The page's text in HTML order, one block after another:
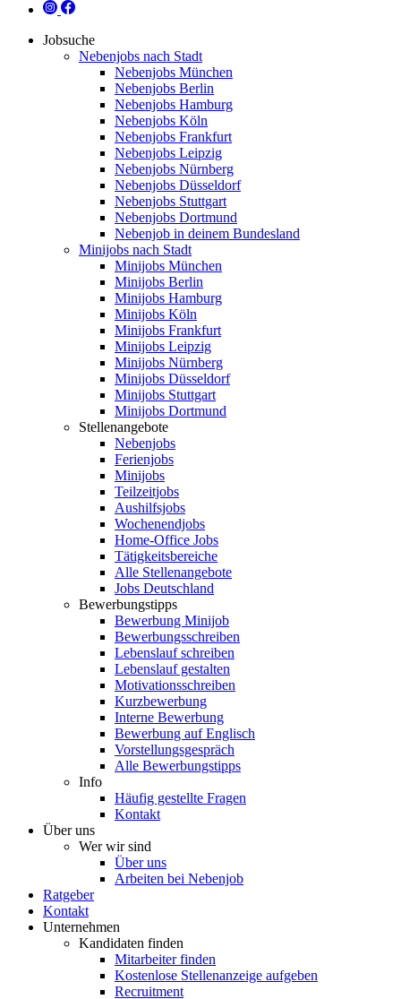
Jobsuche
Nebenjobs nach Stadt
Nebenjobs München
Nebenjobs Berlin
Nebenjobs Hamburg
Nebenjobs Köln
Nebenjobs Frankfurt
Nebenjobs Leipzig
Nebenjobs Nürnberg
Nebenjobs Düsseldorf
Nebenjobs Stuttgart
Nebenjobs Dortmund
Nebenjob in deinem Bundesland
Minijobs nach Stadt
Minijobs München
Minijobs Berlin
Minijobs Hamburg
Minijobs Köln
Minijobs Frankfurt
Minijobs Leipzig
Minijobs Nürnberg
Minijobs Düsseldorf
Minijobs Stuttgart
Minijobs Dortmund
Stellenangebote
Nebenjobs
Ferienjobs
Minijobs
Teilzeitjobs
Aushilfsjobs
Wochenendjobs
Home-Office Jobs
Tätigkeitsbereiche
Alle Stellenangebote
Jobs Deutschland
Bewerbungstipps
Bewerbung Minijob
Bewerbungsschreiben
Lebenslauf schreiben
Lebenslauf gestalten
Motivationsschreiben
Kurzbewerbung
Interne Bewerbung
Bewerbung auf Englisch
Vorstellungsgespräch
Alle Bewerbungstipps
Info
Häufig gestellte Fragen
Kontakt
Über uns
Wer wir sind
Über uns
Arbeiten bei Nebenjob
Ratgeber
Kontakt
Unternehmen
Kandidaten finden
Mitarbeiter finden
Kostenlose Stellenanzeige aufgeben
Recruitment